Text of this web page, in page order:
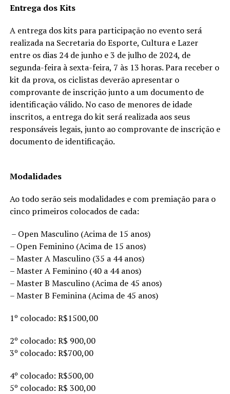
Entrega dos Kits
A entrega dos kits para participação no evento será
realizada na Secretaria do Esporte, Cultura e Lazer
entre os dias 24 de junho e 3 de julho de 2024, de
segunda-feira à sexta-feira, 7 às 13 horas. Para receber o
kit da prova, os ciclistas deverão apresentar o
comprovante de inscrição junto a um documento de
identificação válido. No caso de menores de idade
inscritos, a entrega do kit será realizada aos seus
responsáveis legais, junto ao comprovante de inscrição e
documento de identificação.
Modalidades
Ao todo serão seis modalidades e com premiação para o
cinco primeiros colocados de cada:
– Open Masculino (Acima de 15 anos)
– Open Feminino (Acima de 15 anos)
– Master A Masculino (35 a 44 anos)
– Master A Feminino (40 a 44 anos)
– Master B Masculino (Acima de 45 anos)
– Master B Feminina (Acima de 45 anos)
1º colocado: R$1500,00
2º colocado: R$ 900,00
3º colocado: R$700,00
4º colocado: R$500,00
5º colocado: R$ 300,00